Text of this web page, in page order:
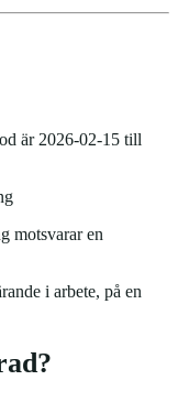
är 2026-02-15 till
motsvarar en
i arbete, på en